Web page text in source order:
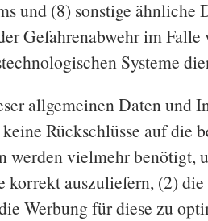
und (8) sonstige ähnliche
Gefahrenabwehr im
Systeme
allgemeinen Daten und
Rückschlüsse auf die
werden vielmehr benötigt,
korrekt auszuliefern, (2)
Werbung für diese zu